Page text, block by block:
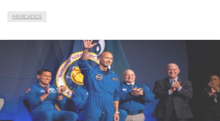
MERCADOS